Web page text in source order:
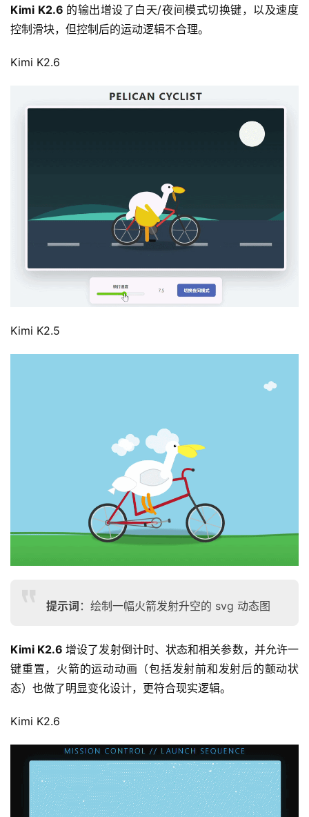
3
2
P
I
Kimi K2.6 的输出增设了白天/夜间模式切换键，以及速度
控制滑块，但控制后的运动逻辑不合理。
Kimi K2.6
Kimi K2.5
提示词 ：绘制一幅火箭发射升空的 svg 动态图
Kimi K2.6 增设了发射倒计时、状态和相关参数，并允许一
键重置，火箭的运动动画（包括发射前和发射后的颤动状
态）也做了明显变化设计，更符合现实逻辑。
Kimi K2.6